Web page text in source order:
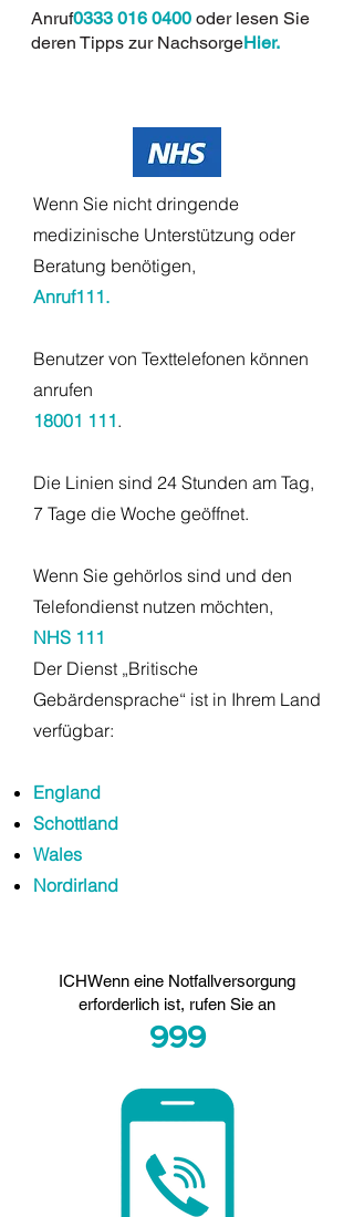
Anruf0333 016 0400 oder lesen Sie
deren Tipps zur NachsorgeHier.
Wenn Sie nicht dringende
medizinische Unterstützung oder
Beratung benötigen,
Anruf111.
Benutzer von Texttelefonen können
anrufen
18001 111.
Die Linien sind 24 Stunden am Tag,
7 Tage die Woche geöffnet.
Wenn Sie gehörlos sind und den
Telefondienst nutzen möchten,
NHS 111
Der Dienst „Britische
Gebärdensprache“ ist in Ihrem Land
verfügbar:
England
Schottland
Wales
Nordirland
ICHWenn eine Notfallversorgung
erforderlich ist, rufen Sie an
999